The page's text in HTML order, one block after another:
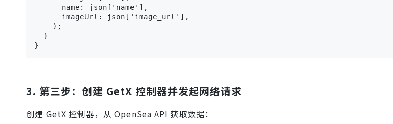
      name: json['name'],
      imageUrl: json['image_url'],
    );
  }
}
3. 第三步：创建 GetX 控制器并发起网络请求
创建 GetX 控制器，从 OpenSea API 获取数据：